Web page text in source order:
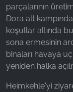
parçalarının
Dora alt
koşullar altında
sona ermesinin
binaları havaya
yeniden halka
Heimkehle'yi